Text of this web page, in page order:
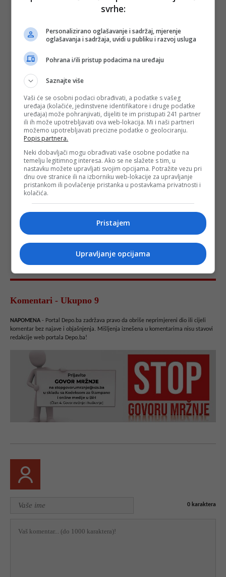
Komentari - Ukupno 9
NAPOMENA - Portal Depo.ba zadržava pravo da obriše neprimjereni dio ili cijeli
komentar bez najave i objašnjenja. Mišljenja iznešena u komentarima nisu stavovi
redakcije web portala Depo.ba!
0 karaktera
svrhe:
Personalizirano oglašavanje i sadržaj, mjerenje
oglašavanja i sadržaja, uvidi u publiku i razvoj usluga
Pohrana i/ili pristup podacima na uređaju
Saznajte više
Vaši će se osobni podaci obrađivati, a podatke s vašeg
uređaja (kolačiće, jedinstvene identifikatore i druge podatke
uređaja) može pohranjivati, dijeliti te im pristupati 241 partner
ili ih može upotrebljavati ova web-lokacija. Mi i naši partneri
možemo upotrebljavati precizne podatke o geolociranju.
Popis partnera.
Neki dobavljači mogu obrađivati vaše osobne podatke na
temelju legitimnog interesa. Ako se ne slažete s tim, u
nastavku možete upravljati svojim opcijama. Potražite vezu pri
dnu ove stranice ili na izborniku web-lokacije za upravljanje
pristankom ili povlačenje pristanka u postavkama privatnosti i
kolačića.
Pristajem
Upravljanje opcijama